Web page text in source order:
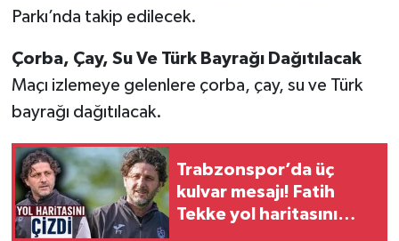
Parkı’nda takip edilecek.
Çorba, Çay, Su Ve Türk Bayrağı Dağıtılacak
Maçı izlemeye gelenlere çorba, çay, su ve Türk
bayrağı dağıtılacak.
Trabzonspor’da üç
kulvar mesajı! Fatih
Tekke yol haritasını